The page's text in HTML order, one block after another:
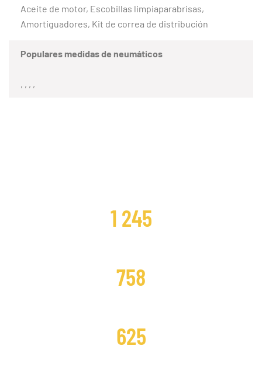
Aceite de motor, Escobillas limpiaparabrisas,
Amortiguadores, Kit de correa de distribución
Populares medidas de neumáticos
, , , ,
1 245
758
625